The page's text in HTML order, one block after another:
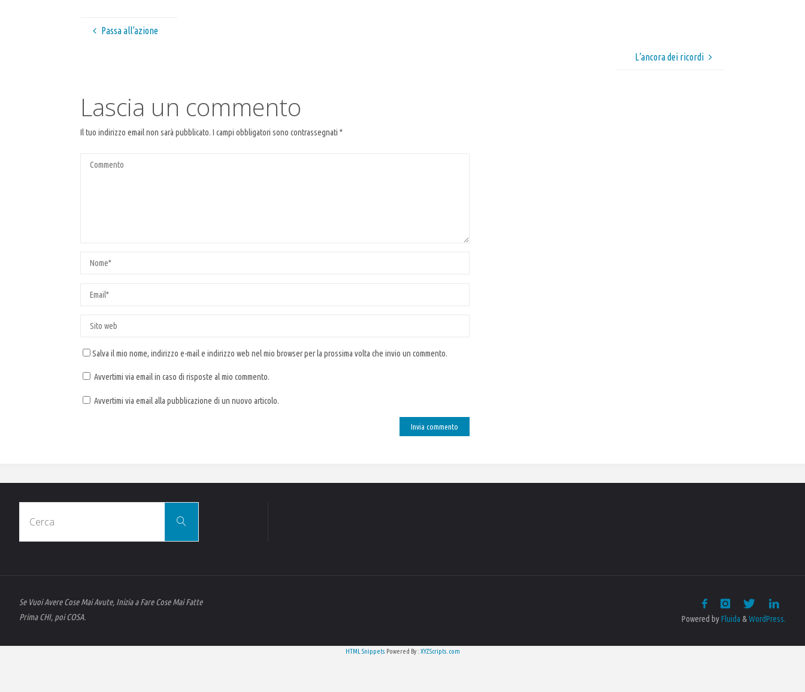
Passa all’azione
L’ancora dei ricordi
Lascia un commento
Il tuo indirizzo email non sarà pubblicato. I campi obbligatori sono contrassegnati*
Salva il mio nome, indirizzo e-mail e indirizzo web nel mio browser per la prossima volta che invio un commento.
Avvertimi via email in caso di risposte al mio commento.
Avvertimi via email alla pubblicazione di un nuovo articolo.
Cerca
Se Vuoi Avere Cose Mai Avute, Inizia a Fare Cose Mai Fatte
Prima CHI, poi COSA.
Powered byFluida &WordPress.
HTML Snippets Powered By : XYZScripts.com